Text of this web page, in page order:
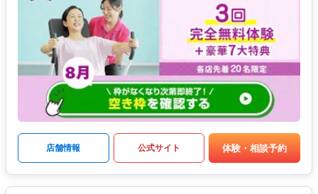
店舗情報 公式サイト 体験・相談予約